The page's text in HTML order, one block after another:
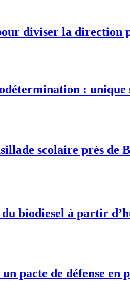
diviser la direction
: unique
scolaire près de
biodiesel à partir
pacte de défense